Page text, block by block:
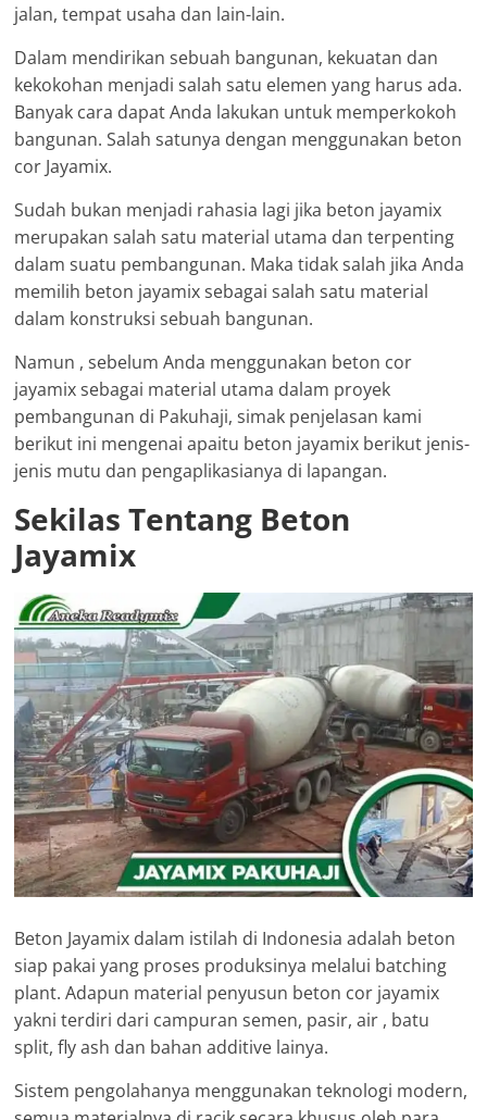
jalan, tempat usaha dan lain-lain.
Dalam mendirikan sebuah bangunan, kekuatan dan
kekokohan menjadi salah satu elemen yang harus ada.
Banyak cara dapat Anda lakukan untuk memperkokoh
bangunan. Salah satunya dengan menggunakan beton
cor Jayamix.
Sudah bukan menjadi rahasia lagi jika beton jayamix
merupakan salah satu material utama dan terpenting
dalam suatu pembangunan. Maka tidak salah jika Anda
memilih beton jayamix sebagai salah satu material
dalam konstruksi sebuah bangunan.
Namun , sebelum Anda menggunakan beton cor
jayamix sebagai material utama dalam proyek
pembangunan di Pakuhaji, simak penjelasan kami
berikut ini mengenai apaitu beton jayamix berikut jenis-
jenis mutu dan pengaplikasianya di lapangan.
Sekilas Tentang Beton
Jayamix
Beton Jayamix dalam istilah di Indonesia adalah beton
siap pakai yang proses produksinya melalui batching
plant. Adapun material penyusun beton cor jayamix
yakni terdiri dari campuran semen, pasir, air , batu
split, fly ash dan bahan additive lainya.
Sistem pengolahanya menggunakan teknologi modern,